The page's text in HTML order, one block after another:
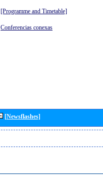
[Programme and Timetable]
Conferencias conexas
[Newsflashes]